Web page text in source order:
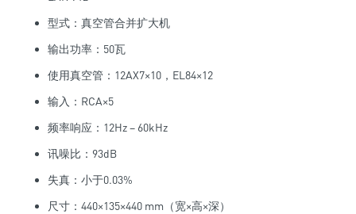
型式：真空管合并扩大机
输出功率：50瓦
使用真空管：12AX7×10，EL84×12
输入：RCA×5
频率响应：12Hz – 60kHz
讯噪比：93dB
失真：小于0.03%
尺寸：440×135×440 mm（宽×高×深）